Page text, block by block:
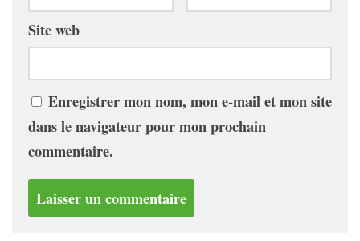
Site web
Enregistrer mon nom, mon e-mail et mon site
dans le navigateur pour mon prochain
commentaire.